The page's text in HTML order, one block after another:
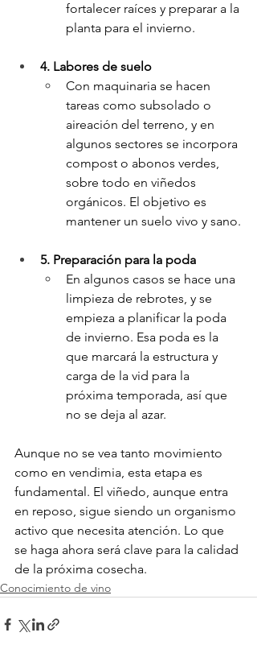
fortalecer raíces y preparar a la
planta para el invierno.
4. Labores de suelo
Con maquinaria se hacen
tareas como subsolado o
aireación del terreno, y en
algunos sectores se incorpora
compost o abonos verdes,
sobre todo en viñedos
orgánicos. El objetivo es
mantener un suelo vivo y sano.
5. Preparación para la poda
En algunos casos se hace una
limpieza de rebrotes, y se
empieza a planificar la poda
de invierno. Esa poda es la
que marcará la estructura y
carga de la vid para la
próxima temporada, así que
no se deja al azar.
Aunque no se vea tanto movimiento
como en vendimia, esta etapa es
fundamental. El viñedo, aunque entra
en reposo, sigue siendo un organismo
activo que necesita atención. Lo que
se haga ahora será clave para la calidad
de la próxima cosecha.
Conocimiento de vino